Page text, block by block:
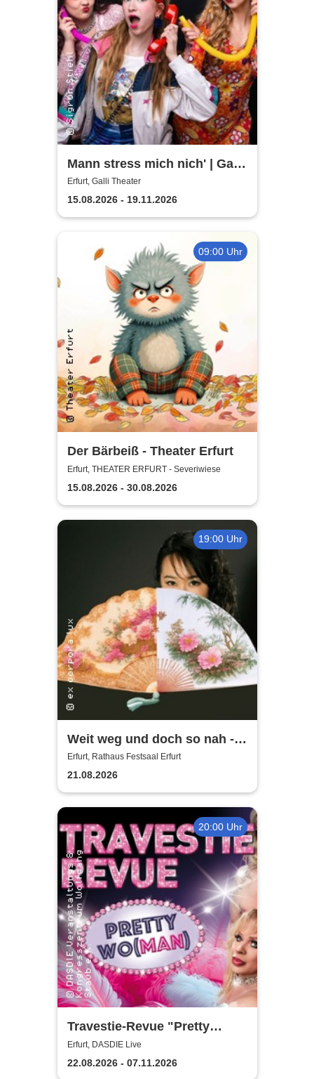
Mann stress mich nich' | Galli
Theater
Erfurt, Galli Theater
15.08.2026 - 19.11.2026
09:00 Uhr
Der Bärbeiß - Theater Erfurt
Erfurt, THEATER ERFURT - Severiwiese
15.08.2026 - 30.08.2026
19:00 Uhr
Weit weg und doch so nah -
Sopranistin Yoora Lee-Hoff |
europ. Klassik und korean.
Liedgut im Dialog
Erfurt, Rathaus Festsaal Erfurt
21.08.2026
20:00 Uhr
Travestie-Revue "Pretty
Wo(man)" - Comedy, Parodie
und freche Conférencen
Erfurt, DASDIE Live
22.08.2026 - 07.11.2026